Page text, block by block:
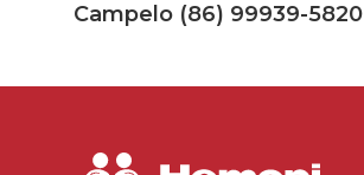
Campelo (86) 99939-5820